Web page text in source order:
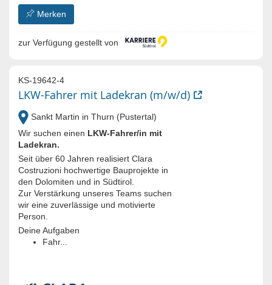
Merken
zur Verfügung gestellt von
KS-19642-4
LKW-Fahrer mit Ladekran (m/w/d)
Sankt Martin in Thurn (Pustertal)
Wir suchen einen LKW-Fahrer/in mit
Ladekran.
Seit über 60 Jahren realisiert Clara
Costruzioni hochwertige Bauprojekte in
den Dolomiten und in Südtirol.
Zur Verstärkung unseres Teams suchen
wir eine zuverlässige und motivierte
Person.
Deine Aufgaben
Fahr...